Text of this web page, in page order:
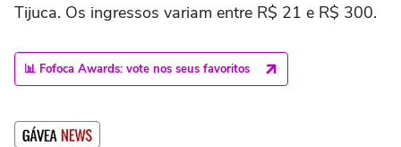
Tijuca. Os ingressos variam entre R$ 21 e R$ 300.
📊 Fofoca Awards: vote nos seus favoritos